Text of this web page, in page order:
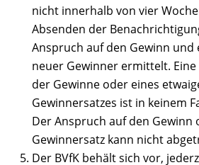
nicht innerhalb von vier
Absenden der
Anspruch auf den Gewinn und
neuer Gewinner ermittelt.
der Gewinne oder eines
Gewinnersatzes ist in keinem
Der Anspruch auf den Gewinn
Gewinnersatz kann nicht
Der BVfK behält sich vor,